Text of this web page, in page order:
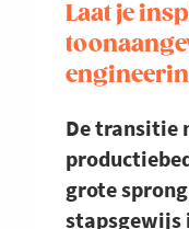
Laat je
De transitie
grote
stapsgewijs